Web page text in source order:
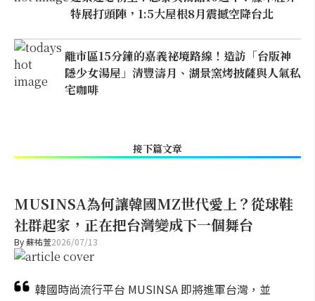
特展打頭陣，1:5大屋根8月震撼空降台北
離市區15分鐘的嘉義祕境路線！造訪「台版神
隱少女湯屋」清豐濤月、湖景窯烤披薩與人氣私
宅咖啡
接下篇文章
MUSINSA為何讓韓國MZ世代愛上？從球鞋
社群起家，正在把台灣變成下一個舞台
By蘇祐萱2026/07/13
韓國時尚流行平台 MUSINSA 即將進軍台灣，並